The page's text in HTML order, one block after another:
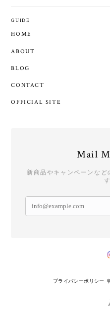
GUIDE
HOME
ABOUT
BLOG
CONTACT
OFFICIAL SITE
Mail
新商品やキャンペーンなど
プライバシーポリシー